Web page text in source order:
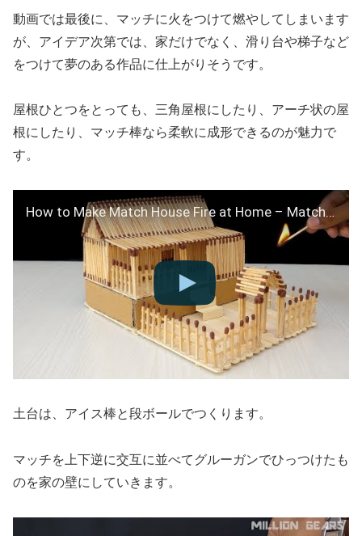
動画では最後に、マッチに火をつけて燃やしてしまいます
が、アイデア次第では、家だけでなく、滑り台や梯子など
をつけて夢のある作品に仕上がりそうです。
屋根ひとつをとっても、三角屋根にしたり、アーチ状の屋
根にしたり、マッチ棒なら柔軟に成形できるのが魅力で
す。
How to Make Match House Fire at Home – Match Stick House
土台は、アイス棒と段ボールでつくります。
マッチを上下逆に交互に並べてグルーガンでひっつけたも
のを家の壁にしていきます。